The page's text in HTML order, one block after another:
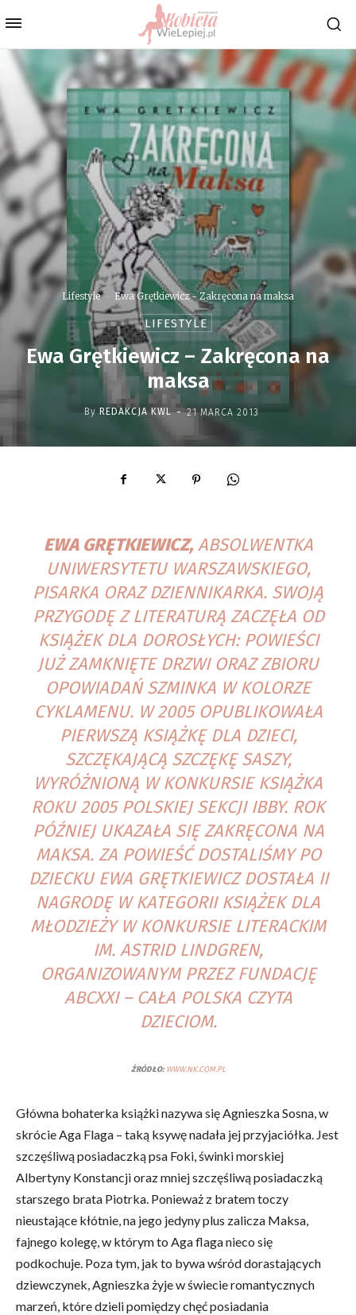
Lifestyle Ewa Grętkiewicz - Zakręcona na maksa
LIFESTYLE
Ewa Grętkiewicz – Zakręcona na
maksa
By REDAKCJA KWL - 21 MARCA 2013
EWA GRĘTKIEWICZ,ABSOLWENTKA
UNIWERSYTETU WARSZAWSKIEGO,
PISARKA ORAZ DZIENNIKARKA. SWOJĄ
PRZYGODĘ Z LITERATURĄ ZACZĘŁA OD
KSIĄŻEK DLA DOROSŁYCH: POWIEŚCI
JUŻ ZAMKNIĘTE DRZWI ORAZ ZBIORU
OPOWIADAŃ SZMINKA W KOLORZE
CYKLAMENU. W 2005 OPUBLIKOWAŁA
PIERWSZĄ KSIĄŻKĘ DLA DZIECI,
SZCZĘKAJĄCĄ SZCZĘKĘ SASZY,
WYRÓŻNIONĄ W KONKURSIE KSIĄŻKA
ROKU 2005 POLSKIEJ SEKCJI IBBY. ROK
PÓŹNIEJ UKAZAŁA SIĘ ZAKRĘCONA NA
MAKSA. ZA POWIEŚĆ DOSTALIŚMY PO
DZIECKU EWA GRĘTKIEWICZ DOSTAŁA II
NAGRODĘ W KATEGORII KSIĄŻEK DLA
MŁODZIEŻY W KONKURSIE LITERACKIM
IM. ASTRID LINDGREN,
ORGANIZOWANYM PRZEZ FUNDACJĘ
ABCXXI – CAŁA POLSKA CZYTA
DZIECIOM.
ŹRÓDŁO: WWW.NK.COM.PL
Główna bohaterka książki nazywa się Agnieszka Sosna, w
skrócie Aga Flaga – taką ksywę nadała jej przyjaciółka. Jest
szczęśliwą posiadaczką psa Foki, świnki morskiej
Albertyny Konstancji oraz mniej szczęśliwą posiadaczką
starszego brata Piotrka. Ponieważ z bratem toczy
nieustające kłótnie, na jego jedyny plus zalicza Maksa,
fajnego kolegę, w którym to Aga flaga nieco się
podkochuje. Poza tym, jak to bywa wśród dorastających
dziewczynek, Agnieszka żyje w świecie romantycznych
marzeń, które dzieli pomiędzy chęć posiadania